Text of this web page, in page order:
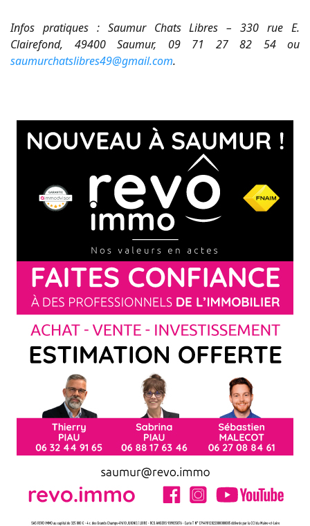
Infos pratiques : Saumur Chats Libres – 330 rue E.
Clairefond, 49400 Saumur, 09 71 27 82 54 ou
saumurchatslibres49@gmail.com.